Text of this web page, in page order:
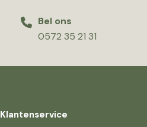
Bel ons
0572 35 21 31
Klantenservice